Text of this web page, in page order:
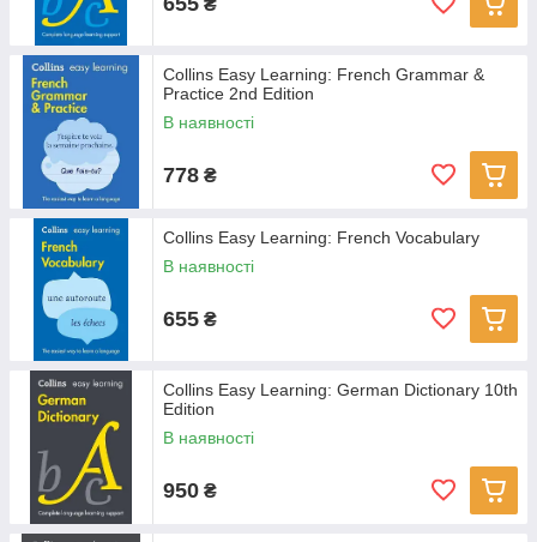
Collins Easy Learning: French Grammar &
Practice 2nd Edition
В наявності
778 ₴
Collins Easy Learning: French Vocabulary
В наявності
655 ₴
Collins Easy Learning: German Dictionary 10th
Edition
В наявності
950 ₴